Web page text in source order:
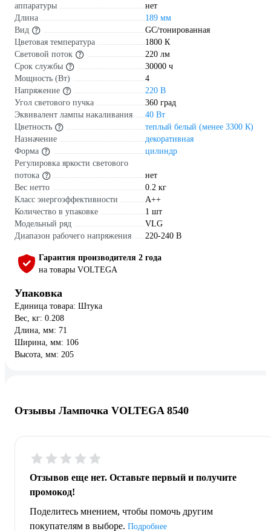
аппаратуры
нет
Длина
189 мм
Вид
GC/тонированная
Цветовая температура
1800 К
Световой поток
220 лм
Срок службы
30000 ч
Мощность (Вт)
4
Напряжение
220 В
Угол светового пучка
360 град
Эквивалент лампы накаливания
40 Вт
Цветность
теплый белый (менее 3300 К)
Назначение
декоративная
Форма
цилиндр
Регулировка яркости светового
потока
нет
Вес нетто
0.2 кг
Класс энергоэффективности
A++
Количество в упаковке
1 шт
Модельный ряд
VLG
Диапазон рабочего напряжения
220-240 В
Гарантия производителя 2 года
на товары VOLTEGA
Упаковка
Единица товара: Штука
Вес, кг: 0.208
Длина, мм: 71
Ширина, мм: 106
Высота, мм: 205
Отзывы Лампочка VOLTEGA 8540
Отзывов еще нет. Оставьте первый и получите
промокод!
Поделитесь мнением, чтобы помочь другим
покупателям в выборе. Подробнее